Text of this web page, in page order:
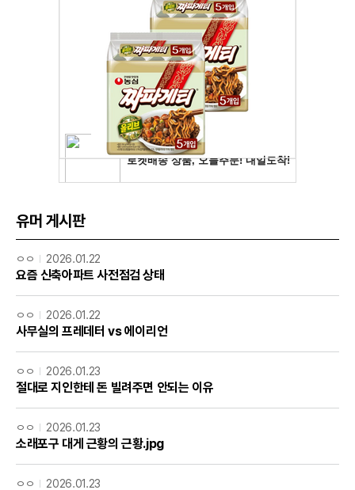
유머 게시판
ㅇㅇ 2026.01.22
요즘 신축아파트 사전점검 상태
ㅇㅇ 2026.01.22
사무실의 프레데터 vs 에이리언
ㅇㅇ 2026.01.23
절대로 지인한테 돈 빌려주면 안되는 이유
ㅇㅇ 2026.01.23
소래포구 대게 근황의 근황.jpg
ㅇㅇ 2026.01.23